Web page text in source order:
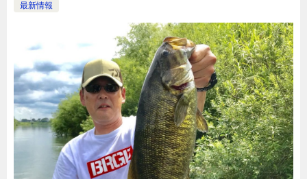
最新情報